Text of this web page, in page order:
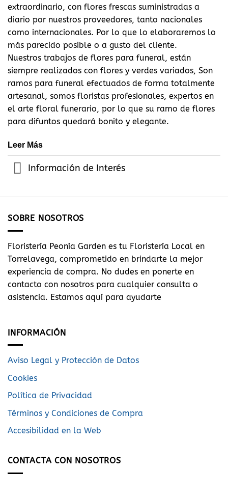
extraordinario, con flores frescas suministradas a
diario por nuestros proveedores, tanto nacionales
como internacionales. Por lo que lo elaboraremos lo
más parecido posible o a gusto del cliente.
Nuestros trabajos de flores para funeral, están
siempre realizados con flores y verdes variados, Son
ramos para funeral efectuados de forma totalmente
artesanal, somos floristas profesionales, expertos en
el arte floral funerario, por lo que su ramo de flores
para difuntos quedará bonito y elegante.
Leer Más
Información de Interés
SOBRE NOSOTROS
Floristería Peonía Garden es tu Floristería Local en
Torrelavega, comprometido en brindarte la mejor
experiencia de compra. No dudes en ponerte en
contacto con nosotros para cualquier consulta o
asistencia. Estamos aquí para ayudarte
INFORMACIÓN
Aviso Legal y Protección de Datos
Cookies
Política de Privacidad
Términos y Condiciones de Compra
Accesibilidad en la Web
CONTACTA CON NOSOTROS